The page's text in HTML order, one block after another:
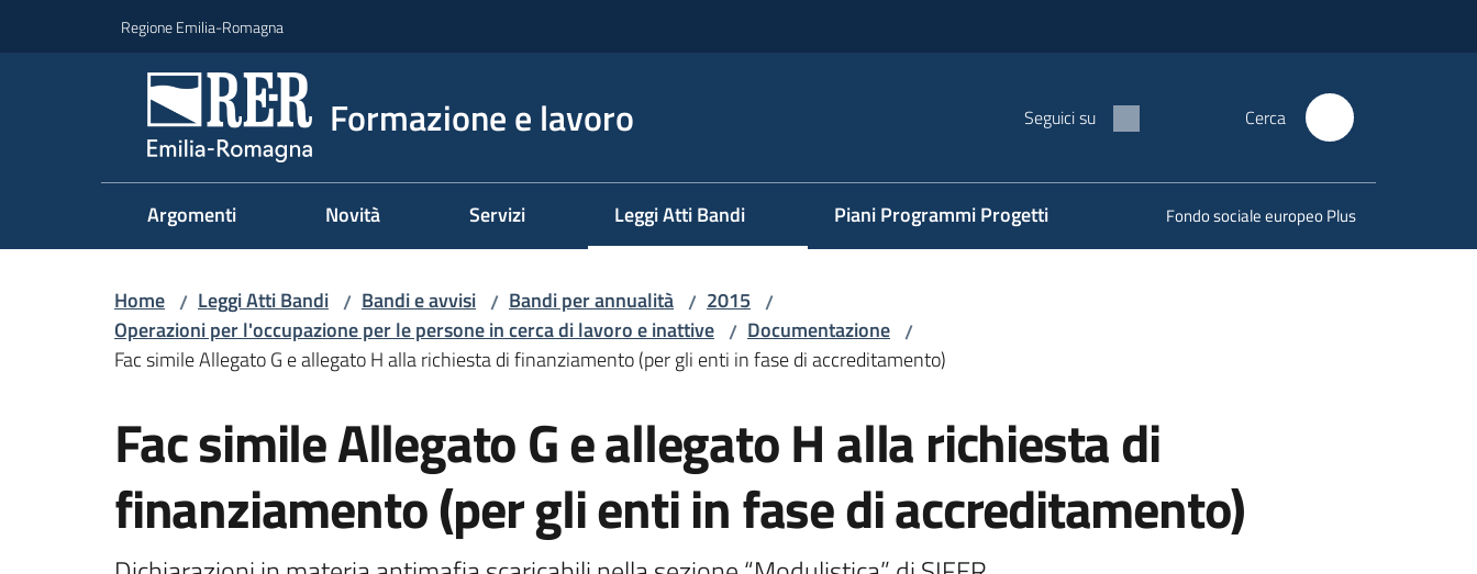
Regione Emilia-Romagna
Formazione e lavoro Seguici su Cerca
Argomenti Novità Servizi Leggi Atti Bandi Piani Programmi Progetti Fondo sociale europeo Plus
Home / Leggi Atti Bandi / Bandi e avvisi / Bandi per annualità / 2015 /
Operazioni per l'occupazione per le persone in cerca di lavoro e inattive / Documentazione /
Fac simile Allegato G e allegato H alla richiesta di finanziamento (per gli enti in fase di accreditamento)
Fac simile Allegato G e allegato H alla richiesta di
finanziamento (per gli enti in fase di accreditamento)